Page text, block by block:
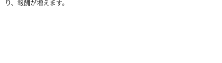
り、報酬が増えます。